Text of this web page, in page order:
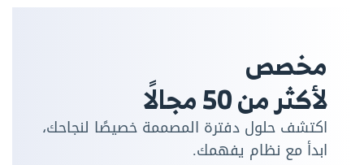
مخصص
لأكثر من 50 مجالًا
اكتشف حلول دفترة المصممة خصيصًا لنجاحك،
ابدأ مع نظام يفهمك.